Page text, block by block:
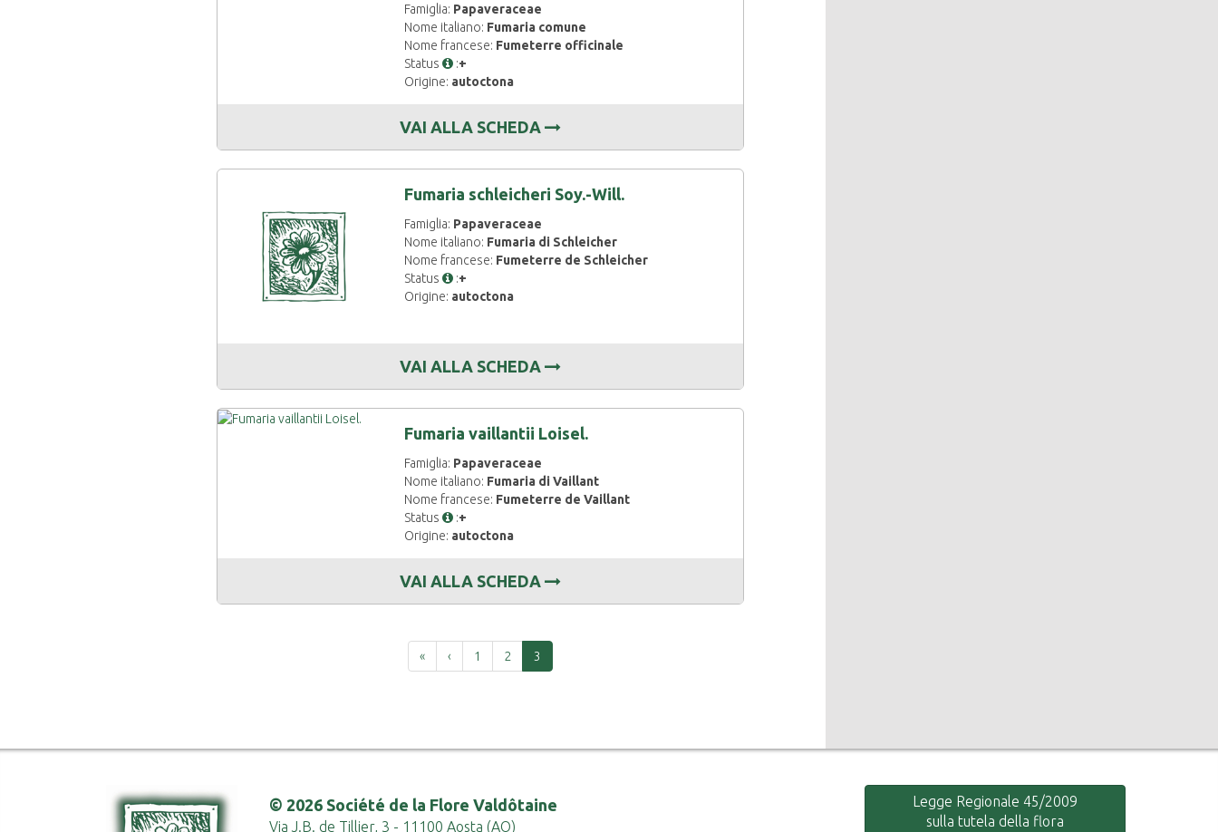
Famiglia: Papaveraceae
Nome italiano: Fumaria comune
Nome francese: Fumeterre officinale
Status
:+
Origine: autoctona
VAI ALLA SCHEDA
Fumaria schleicheri Soy.-Will.
Famiglia: Papaveraceae
Nome italiano: Fumaria di Schleicher
Nome francese: Fumeterre de Schleicher
Status
:+
Origine: autoctona
VAI ALLA SCHEDA
Fumaria vaillantii Loisel.
Famiglia: Papaveraceae
Nome italiano: Fumaria di Vaillant
Nome francese: Fumeterre de Vaillant
Status
:+
Origine: autoctona
VAI ALLA SCHEDA
Prima
« Precedente
‹ 1 2 3
© 2026 Société de la Flore Valdôtaine
Via J.B. de Tillier, 3 - 11100 Aosta (AO)
Legge Regionale 45/2009
sulla tutela della flora